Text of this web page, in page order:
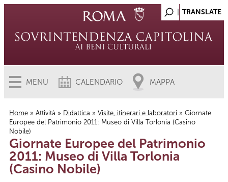
MENU CALENDARIO MAPPA
Tu sei qui
Home » Attività » Didattica » Visite, itinerari e laboratori » Giornate
Europee del Patrimonio 2011: Museo di Villa Torlonia (Casino
Nobile)
Giornate Europee del Patrimonio
2011: Museo di Villa Torlonia
(Casino Nobile)